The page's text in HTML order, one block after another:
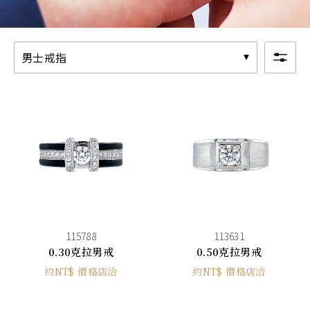
男士戒指
115788
0.30克拉男戒
約NT$ 價格店洽
113631
0.50克拉男戒
約NT$ 價格店洽